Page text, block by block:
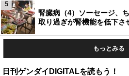
腎臓病（4）ソーセージ、
取り過ぎが腎機能を低下さ
5
もっとみる
日刊ゲンダイDIGITALを読もう！